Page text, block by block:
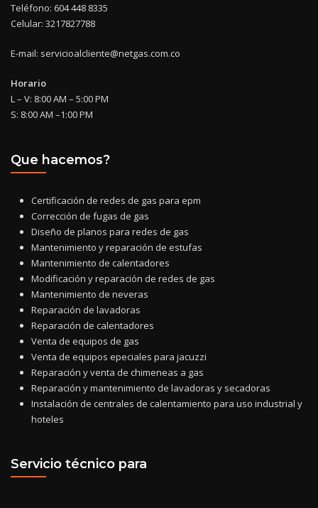
Teléfono: 604 448 8335
Celular: 3217827788
E-mail: servicioalcliente@netgas.com.co
Horario
L – V: 8:00 AM – 5:00 PM
S: 8:00 AM –1:00 PM
Que hacemos?
Certificación de redes de gas para epm
Corrección de fugas de gas
Diseño de planos para redes de gas
Mantenimiento y reparación de estufas
Mantenimiento de calentadores
Modificación y reparación de redes de gas
Mantenimiento de neveras
Reparación de lavadoras
Reparación de calentadores
Venta de equipos de gas
Venta de equipos epeciales para jacuzzi
Reparación y venta de chimeneas a gas
Reparación y mantenimiento de lavadoras y secadoras
Instalación de centrales de calentamiento para uso industrial y
hoteles
Servicio técnico para